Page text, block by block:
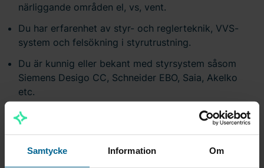
Samtycke Information Om
närliggande områden el, vs, vent.
Du har erfarenhet av styr- och reglerteknik, VVS-
system och felsökning i styrutrustning.
Du är kunnig eller bekant med styrsystem såsom
Siemens Desigo CC, Schneider EBO, Saia, Akelko
etc.
Men det viktigaste för oss är hur du är som person.
Vi söker dig som är: